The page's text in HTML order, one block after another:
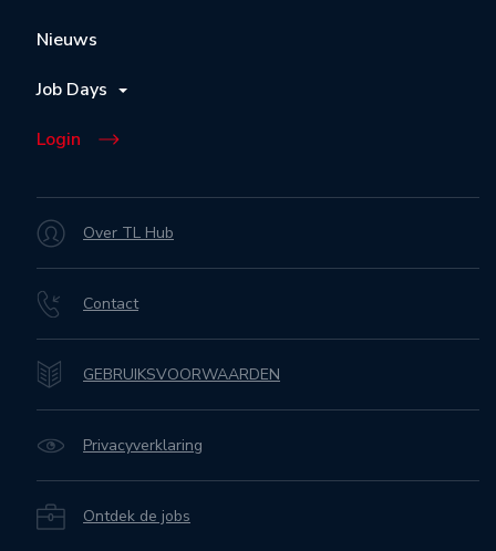
Nieuws
Job Days
Login
Over TL Hub
Contact
GEBRUIKSVOORWAARDEN
Privacyverklaring
Ontdek de jobs